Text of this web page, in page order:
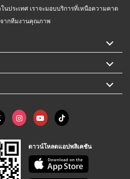
ประเทศ เราจะมอบบริการที่เหนือความคาด
ากทีมงานคุณภาพ
ดาวน์โหลดแอปพลิเคชัน